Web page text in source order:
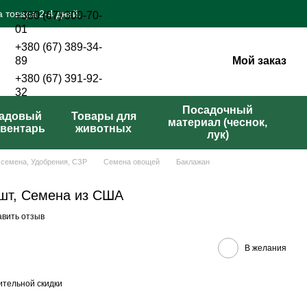
товара 2-4 дней.
+380 (67) 300-70-
01
+380 (67) 389-34-
89
+380 (67) 391-92-
32
Мой заказ
Товары для
животных
Посадочный
материал (чеснок,
лук)
семена, Удобрения, СЗР Семена овощей
Баклажан
Семена из США
отзыв
В желания
скидки